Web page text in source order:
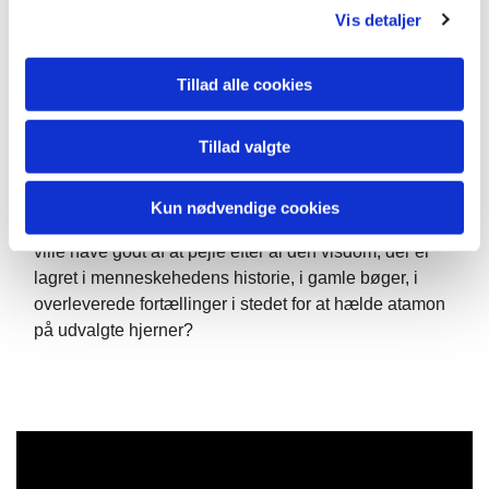
Vis detaljer
Tillad alle cookies
Tillad valgte
Kun nødvendige cookies
verden, og vi er stadig ikke moralsk i stand til at flytte
tilstrækkelig lang tid til at nå ud i klodens fjerneste
hjørner. Kunne det måske være, at menneskelighed,
social ansvarlighed og retfærdighedssans bor nogle
helt andre steder end i den individuelle hjernes
synaptiske forbindelser? Kunne det være, at vi er
ville have godt af at pejle efter al den visdom, der er
lagret i menneskehedens historie, i gamle bøger, i
overleverede fortællinger i stedet for at hælde atamon
på udvalgte hjerner?